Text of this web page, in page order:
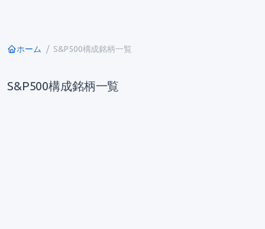
ホーム S&P500構成銘柄一覧
S&P500構成銘柄一覧